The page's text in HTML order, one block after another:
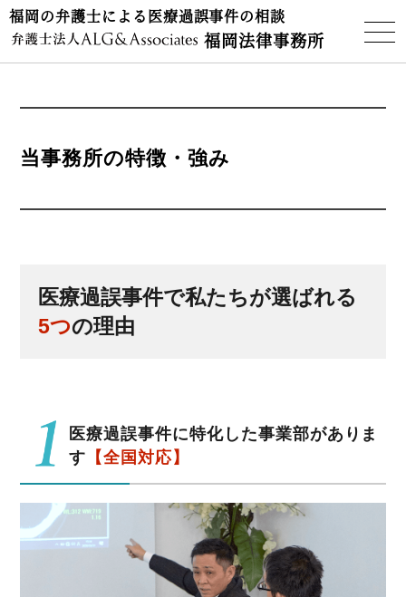
福岡の弁護士による医療過誤事件の相談
福岡法律事務所
当事務所の特徴・強み
医療過誤事件で私たちが選ばれる
5つの理由
医療過誤事件に特化した事業部がありま
す 【全国対応】